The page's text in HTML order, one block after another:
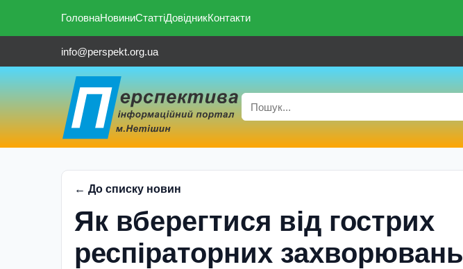
ГоловнаНовиниСтаттіДовідникКонтакти
info@perspekt.org.ua
← До списку новин
Як вберегтися від гострих
респіраторних захворювань